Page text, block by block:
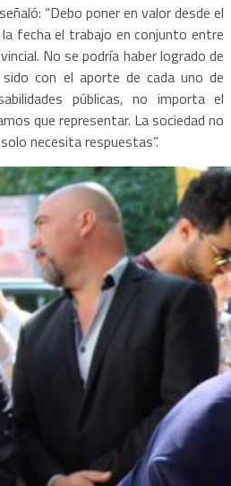
“Debo poner en valor desde el
fecha el trabajo en conjunto entre
No se podría haber logrado de
con el aporte de cada uno de
públicas, no importa el
que representar. La sociedad no
necesita respuestas”.